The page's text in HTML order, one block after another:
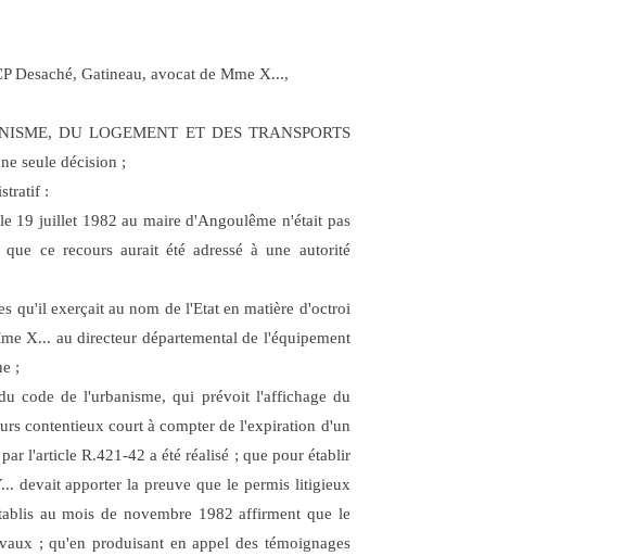
Desaché, Gatineau, avocat de Mme X...,
DU LOGEMENT ET DES TRANSPORTS
seule décision ;
:
19 juillet 1982 au maire d'Angoulême n'était pas
ce recours aurait été adressé à une autorité
qu'il exerçait au nom de l'Etat en matière d'octroi
X... au directeur départemental de l'équipement
;
code de l'urbanisme, qui prévoit l'affichage du
contentieux court à compter de l'expiration d'un
l'article R.421-42 a été réalisé ; que pour établir
devait apporter la preuve que le permis litigieux
au mois de novembre 1982 affirment que le
; qu'en produisant en appel des témoignages